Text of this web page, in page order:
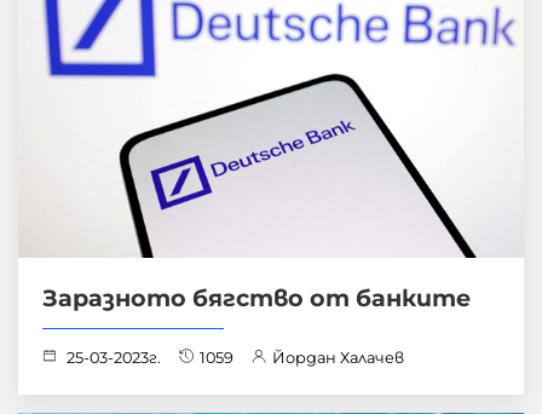
Заразното бягство от банките
25-03-2023г. 1059 Йордан Халачев